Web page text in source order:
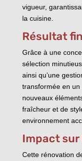
vigueur,
la cuisine.
Résultat
Grâce à une
sélection
ainsi qu’une
transformée en
nouveaux
fraîcheur et de
environnement
Impact
Cette rénovation